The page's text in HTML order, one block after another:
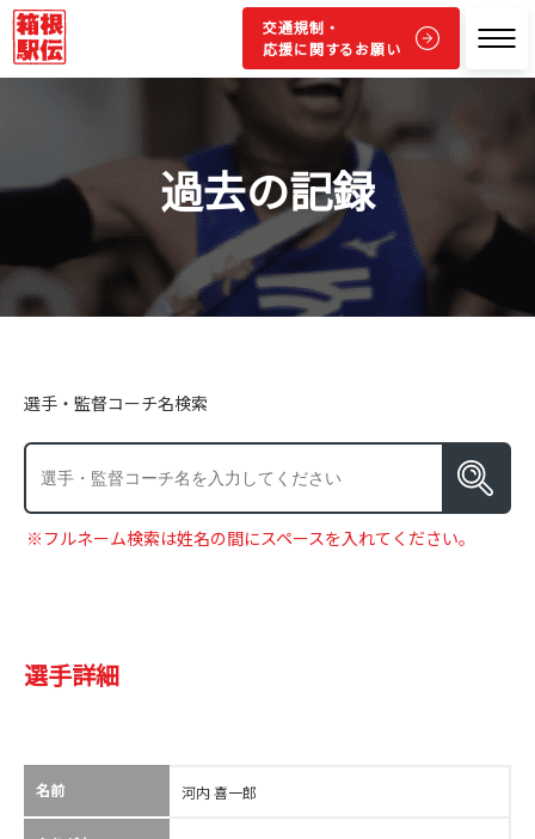
交通規制・
応援に関するお願い
過去の記録
選手・監督コーチ名検索
※フルネーム検索は姓名の間にスペースを入れてください。
選手詳細
名前 河内 喜一郎